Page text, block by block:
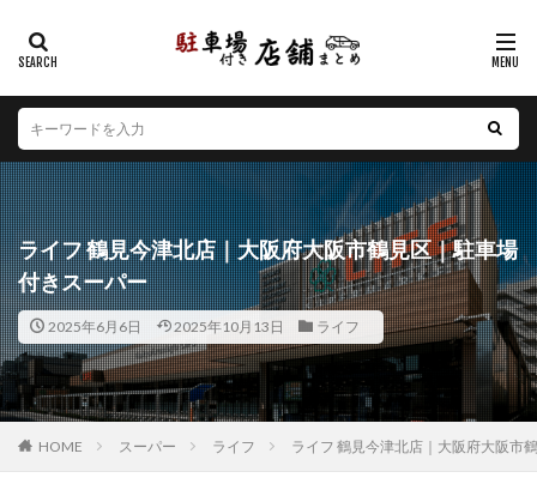
ライフ 鶴見今津北店｜大阪府大阪市鶴見区｜駐車場
付きスーパー
2025年6月6日 2025年10月13日 ライフ
HOME スーパー ライフ ライフ 鶴見今津北店｜大阪府大阪市
カテゴリー
エリア
北海道 青森県 岩手県 宮城県
秋田県
山形県
福島県 茨城県 栃木県
群馬県
埼玉県
千葉県 東京都 神奈川県
新潟県
山梨県
長野県 富山県 石川県
福井県
岐阜県
静岡県 愛知県 三重県
滋賀県
京都府
大阪府 兵庫県
和歌山県
鳥取県
島根県 岡山県 広島県
徳島県
香川県 愛媛県 高知県
福岡県
佐賀県
長崎県 熊本県 大分県
宮崎県